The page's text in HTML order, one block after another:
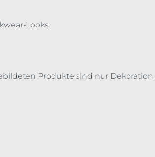
Looks
Produkte sind nur